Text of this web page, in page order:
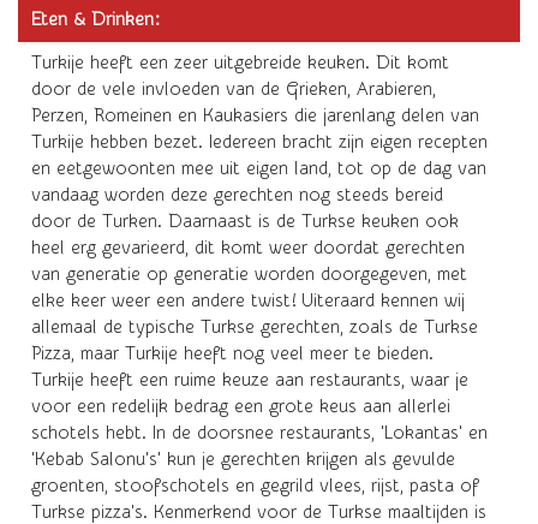
Eten & Drinken:
Turkije heeft een zeer uitgebreide keuken. Dit komt
door de vele invloeden van de Grieken, Arabieren,
Perzen, Romeinen en Kaukasiers die jarenlang delen van
Turkije hebben bezet. Iedereen bracht zijn eigen recepten
en eetgewoonten mee uit eigen land, tot op de dag van
vandaag worden deze gerechten nog steeds bereid
door de Turken. Daarnaast is de Turkse keuken ook
heel erg gevarieerd, dit komt weer doordat gerechten
van generatie op generatie worden doorgegeven, met
elke keer weer een andere twist! Uiteraard kennen wij
allemaal de typische Turkse gerechten, zoals de Turkse
Pizza, maar Turkije heeft nog veel meer te bieden.
Turkije heeft een ruime keuze aan restaurants, waar je
voor een redelijk bedrag een grote keus aan allerlei
schotels hebt. In de doorsnee restaurants, 'Lokantas' en
'Kebab Salonu's' kun je gerechten krijgen als gevulde
groenten, stoofschotels en gegrild vlees, rijst, pasta of
Turkse pizza's. Kenmerkend voor de Turkse maaltijden is